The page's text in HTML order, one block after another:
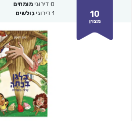
10
מצוין
0 דירוגי מומחים
1 דירוגי גולשים